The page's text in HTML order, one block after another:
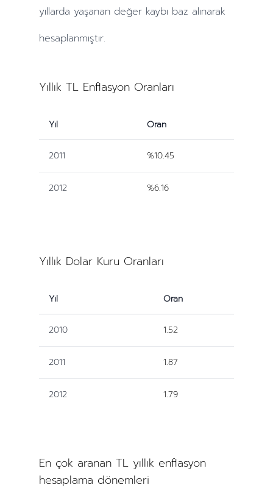
yıllarda yaşanan değer kaybı baz alınarak
hesaplanmıştır.
Yıllık TL Enflasyon Oranları
Yıl Oran
2011 %10.45
2012 %6.16
Yıllık Dolar Kuru Oranları
Yıl Oran
2010 1.52
2011 1.87
2012 1.79
En çok aranan TL yıllık enflasyon
hesaplama dönemleri